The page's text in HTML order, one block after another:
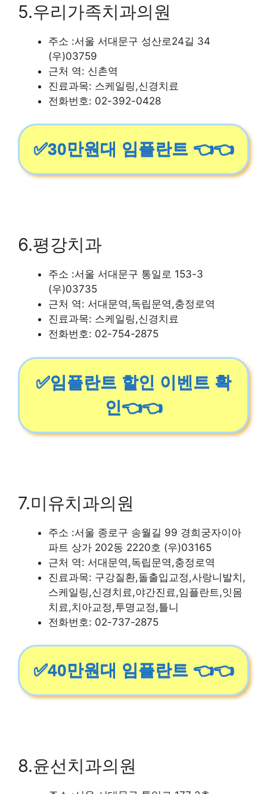
5.우리가족치과의원
주소 :서울 서대문구 성산로24길 34
(우)03759
근처 역: 신촌역
진료과목: 스케일링,신경치료
전화번호: 02-392-0428
✅30만원대 임플란트 👈👈
6.평강치과
주소 :서울 서대문구 통일로 153-3
(우)03735
근처 역: 서대문역,독립문역,충정로역
진료과목: 스케일링,신경치료
전화번호: 02-754-2875
✅임플란트 할인 이벤트 확
인👈👈
7.미유치과의원
주소 :서울 종로구 송월길 99 경희궁자이아
파트 상가 202동 2220호 (우)03165
근처 역: 서대문역,독립문역,충정로역
진료과목: 구강질환,돌출입교정,사랑니발치,
스케일링,신경치료,야간진료,임플란트,잇몸
치료,치아교정,투명교정,틀니
전화번호: 02-737-2875
✅40만원대 임플란트 👈👈
8.윤선치과의원